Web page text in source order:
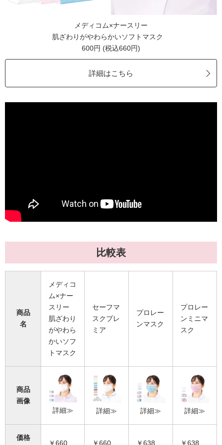
メディコム×ナースリー
肌ざわりがやわらかいソフトマスク
600円 (税込660円)
詳細はこちら
比較表
商品
名
メディコ
ム×ナー
スリー
肌ざわり
がやわら
かいソフ
トマスク
セーフマ
スクプレ
ミア
プロレー
ンマスク
プロレー
ンミニマ
スク
商品
画像
詳細≫
詳細≫ 詳細≫ 詳細≫
価格
￥660 ￥660 ￥638 ￥638